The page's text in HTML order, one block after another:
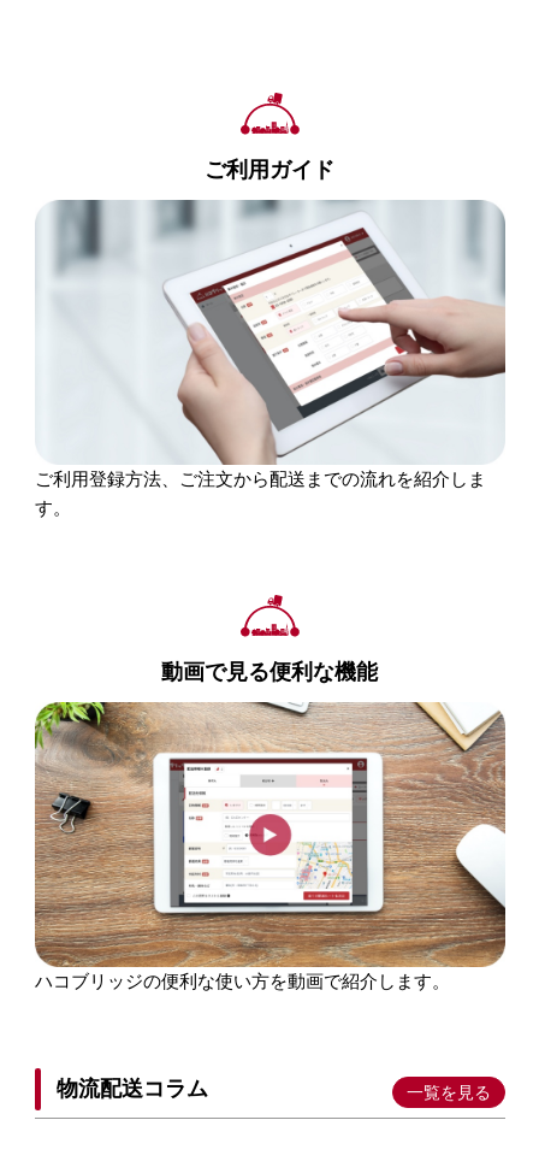
ご利用ガイド
ご利用登録方法、ご注文から配送までの流れを紹介しま
す。
動画で見る便利な機能
ハコブリッジの便利な使い方を動画で紹介します。
物流配送コラム 一覧を見る